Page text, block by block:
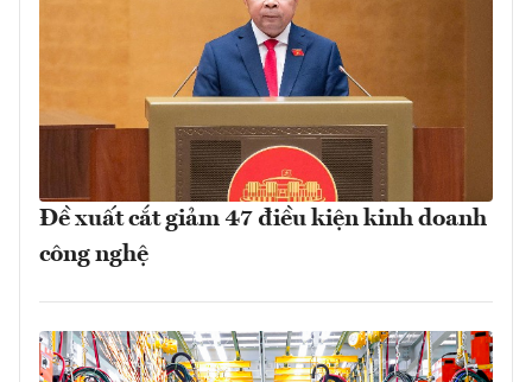
Đề xuất cắt giảm 47 điều kiện kinh doanh
công nghệ